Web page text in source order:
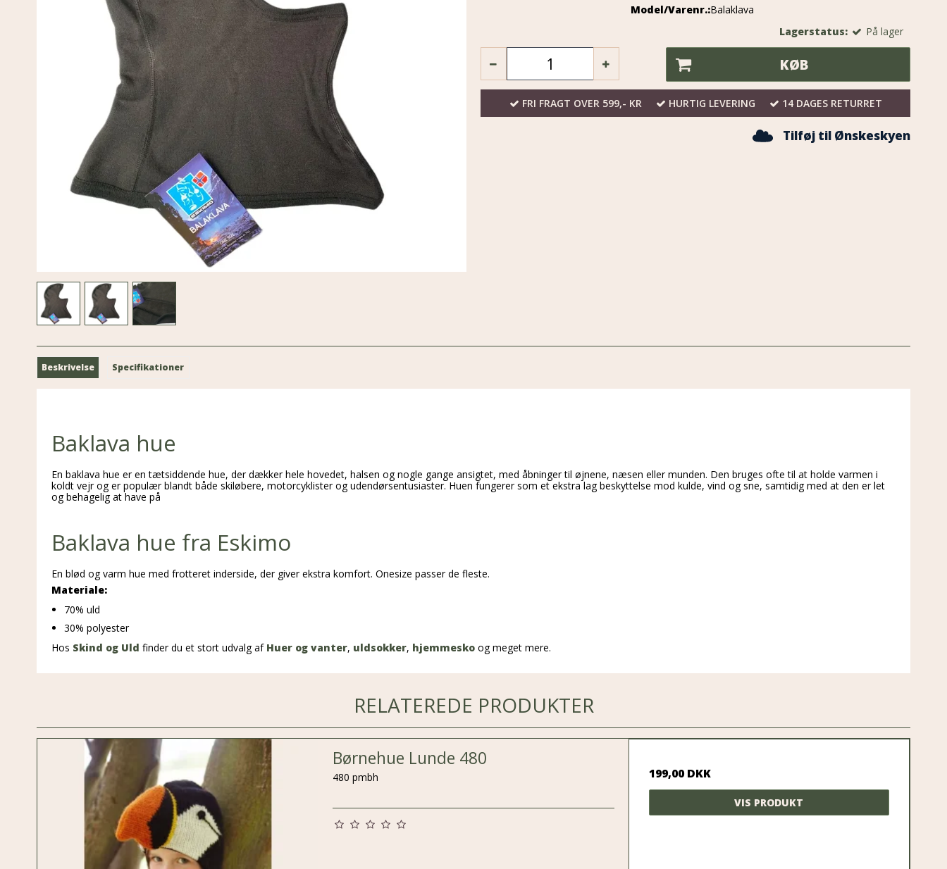
Model/Varenr.:Balaklava
Lagerstatus:
På lager
KØB
FRI FRAGT OVER 599,- KR HURTIG LEVERING 14 DAGES RETURRET
Tilføj til Ønskeskyen
Beskrivelse Specifikationer
Baklava hue
En baklava hue er en tætsiddende hue, der dækker hele hovedet, halsen og nogle gange ansigtet, med åbninger til øjnene, næsen eller munden. Den bruges ofte til at holde varmen i
koldt vejr og er populær blandt både skiløbere, motorcyklister og udendørsentusiaster. Huen fungerer som et ekstra lag beskyttelse mod kulde, vind og sne, samtidig med at den er let
og behagelig at have på
Baklava hue fra Eskimo
En blød og varm hue med frotteret inderside, der giver ekstra komfort. Onesize passer de fleste.
Materiale:
70% uld
30% polyester
Hos Skind og Uld finder du et stort udvalg af Huer og vanter, uldsokker, hjemmesko og meget mere.
RELATEREDE PRODUKTER
Børnehue Lunde 480
480 pmbh 199,00 DKK
VIS PRODUKT